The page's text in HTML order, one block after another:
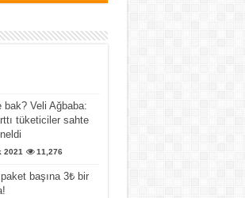
bak? Veli Ağbaba:
tüketiciler sahte
2021 11,276
başına 3₺ bir